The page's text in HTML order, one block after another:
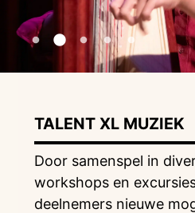
TALENT XL MUZIEK
Door samenspel in
workshops en
deelnemers nieuwe